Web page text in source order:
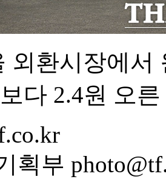
외환시장에서
다 2.4원 오
획부